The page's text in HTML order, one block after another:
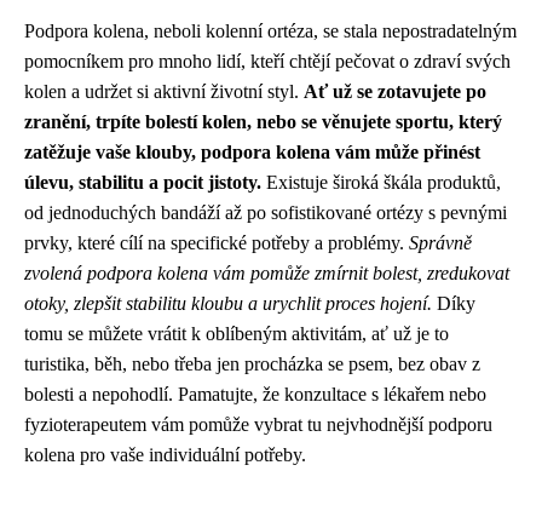
Podpora kolena, neboli kolenní ortéza, se stala nepostradatelným
pomocníkem pro mnoho lidí, kteří chtějí pečovat o zdraví svých
kolen a udržet si aktivní životní styl. Ať už se zotavujete po
zranění, trpíte bolestí kolen, nebo se věnujete sportu, který
zatěžuje vaše klouby, podpora kolena vám může přinést
úlevu, stabilitu a pocit jistoty. Existuje široká škála produktů,
od jednoduchých bandáží až po sofistikované ortézy s pevnými
prvky, které cílí na specifické potřeby a problémy. Správně
zvolená podpora kolena vám pomůže zmírnit bolest, zredukovat
otoky, zlepšit stabilitu kloubu a urychlit proces hojení. Díky
tomu se můžete vrátit k oblíbeným aktivitám, ať už je to
turistika, běh, nebo třeba jen procházka se psem, bez obav z
bolesti a nepohodlí. Pamatujte, že konzultace s lékařem nebo
fyzioterapeutem vám pomůže vybrat tu nejvhodnější podporu
kolena pro vaše individuální potřeby.